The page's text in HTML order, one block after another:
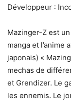
Développeur :
Mazinger-Z est
manga et l’anime
japonais) «
mechas de
et Grendizer. Le
les ennemis. Le